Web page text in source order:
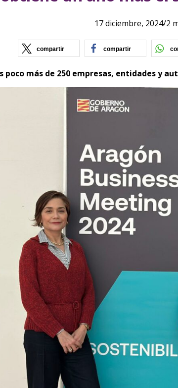
17 diciembre, 2024/2
compartir (se abre en nueva ventana)
compartir (se abre
poco más de 250 empresas, entidades y